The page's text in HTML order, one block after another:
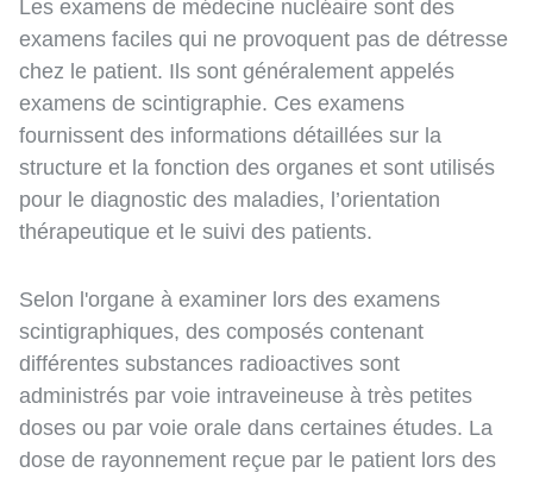
Les examens de médecine nucléaire sont des
examens faciles qui ne provoquent pas de détresse
chez le patient. Ils sont généralement appelés
examens de scintigraphie. Ces examens
fournissent des informations détaillées sur la
structure et la fonction des organes et sont utilisés
pour le diagnostic des maladies, l’orientation
thérapeutique et le suivi des patients.
Selon l'organe à examiner lors des examens
scintigraphiques, des composés contenant
différentes substances radioactives sont
administrés par voie intraveineuse à très petites
doses ou par voie orale dans certaines études. La
dose de rayonnement reçue par le patient lors des